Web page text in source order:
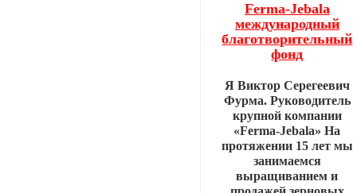
Ferma-Jebala
международный
благотворительный
фонд
Я Виктор Серегеевич
Фурма. Руководитель
крупной компании
«Ferma-Jebala» На
протяжении 15 лет мы
занимаемся
выращиванием и